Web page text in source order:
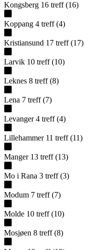
Kongsberg 16 treff (16)
Koppang 4 treff (4)
Kristiansund 17 treff (17)
Larvik 10 treff (10)
Leknes 8 treff (8)
Lena 7 treff (7)
Levanger 4 treff (4)
Lillehammer 11 treff (11)
Manger 13 treff (13)
Mo i Rana 3 treff (3)
Modum 7 treff (7)
Molde 10 treff (10)
Mosjøen 8 treff (8)